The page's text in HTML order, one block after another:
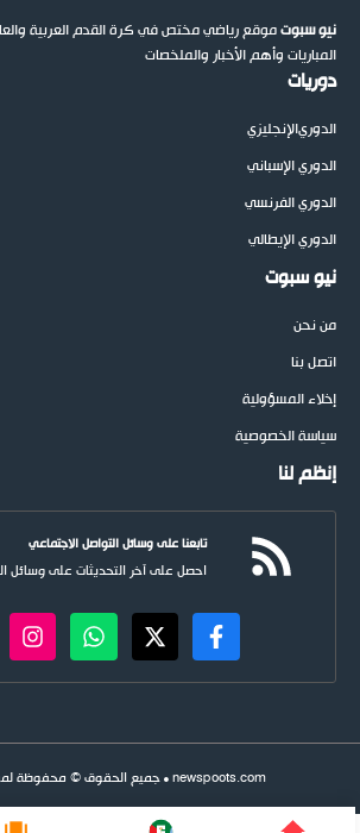
نيو سبوتموقع رياضي مختص في كرة القدم العربية
المباريات وأهم الأخبار والملخصات
دوريات
الدوريالإنجليزي
الدوري الإسباني
الدوري الفرنسي
الدوري الإيطالي
نيو سبوت
من نحن
اتصل بنا
إخلاء المسؤولية
سياسة الخصوصية
إنظم لنا
تابعنا على وسائل التواصل الاجتماعي
احصل على آخر التحديثات على وسائل
newspoots.com • جميع الحقوق © محفوظة لموقع